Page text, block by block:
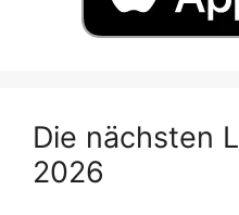
Die nächsten
2026